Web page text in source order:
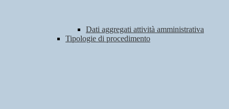
Dati aggregati attività amministrativa
Tipologie di procedimento